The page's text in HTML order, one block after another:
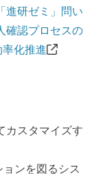
進研ゼミ」問い
確認プロセスの
化推進
カスタマイズす
ンを図るシス